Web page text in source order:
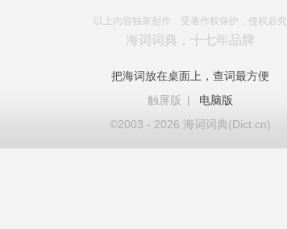
以上内容独家创作，受著作权保护，侵权必究
海词词典，十七年品牌
把海词放在桌面上，查词最方便
触屏版
|
电脑版
©2003 - 2026 海词词典(Dict.cn)